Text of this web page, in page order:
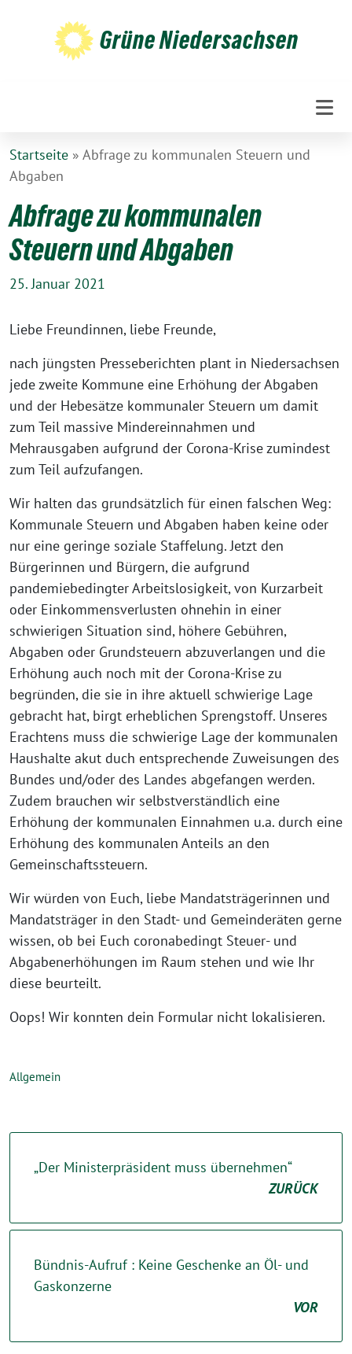
Grüne Niedersachsen
Startseite » Abfrage zu kommunalen Steuern und
Abgaben
Abfrage zu kommunalen
Steuern und Abgaben
25. Januar 2021
Liebe Freundinnen, liebe Freunde,
nach jüngsten Presseberichten plant in Niedersachsen
jede zweite Kommune eine Erhöhung der Abgaben
und der Hebesätze kommunaler Steuern um damit
zum Teil massive Mindereinnahmen und
Mehrausgaben aufgrund der Corona-Krise zumindest
zum Teil aufzufangen.
Wir halten das grundsätzlich für einen falschen Weg:
Kommunale Steuern und Abgaben haben keine oder
nur eine geringe soziale Staffelung. Jetzt den
Bürgerinnen und Bürgern, die aufgrund
pandemiebedingter Arbeitslosigkeit, von Kurzarbeit
oder Einkommensverlusten ohnehin in einer
schwierigen Situation sind, höhere Gebühren,
Abgaben oder Grundsteuern abzuverlangen und die
Erhöhung auch noch mit der Corona-Krise zu
begründen, die sie in ihre aktuell schwierige Lage
gebracht hat, birgt erheblichen Sprengstoff. Unseres
Erachtens muss die schwierige Lage der kommunalen
Haushalte akut duch entsprechende Zuweisungen des
Bundes und/oder des Landes abgefangen werden.
Zudem brauchen wir selbstverständlich eine
Erhöhung der kommunalen Einnahmen u.a. durch eine
Erhöhung des kommunalen Anteils an den
Gemeinschaftssteuern.
Wir würden von Euch, liebe Mandatsträgerinnen und
Mandatsträger in den Stadt- und Gemeinderäten gerne
wissen, ob bei Euch coronabedingt Steuer- und
Abgabenerhöhungen im Raum stehen und wie Ihr
diese beurteilt.
Oops! Wir konnten dein Formular nicht lokalisieren.
Allgemein
„Der Ministerpräsident muss übernehmen“
ZURÜCK
Bündnis-Aufruf : Keine Geschenke an Öl- und
Gaskonzerne
VOR